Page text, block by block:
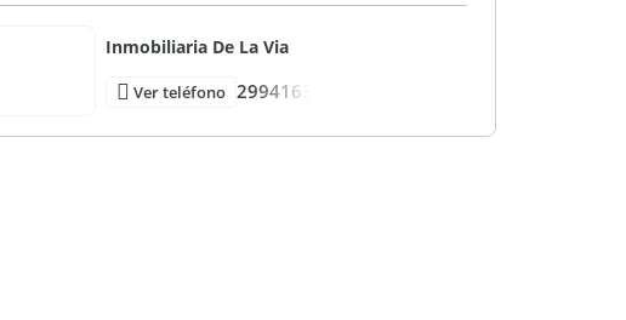
Inmobiliaria De La Via
Ver teléfono 2994163